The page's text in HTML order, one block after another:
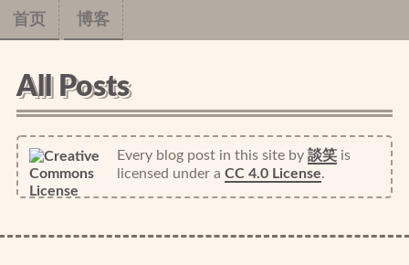
首页 博客
All Posts
Every blog post in this siteby 談笑is
licensed under a CC 4.0 License.